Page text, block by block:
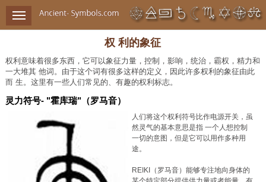
权 利的象征
权利意味着很多东西，它可以象征力量，控制，影响，统治，霸权，精力和
一大堆其 他词。由于这个词有很多这样的定义，因此许多权利的象征由此
而 生。这里有一些人们常见的、有趣的权利标志。
灵力符号- "霍库瑞"（罗马音）
人们将这个权利符号比作电源开关，虽
然灵气的基本意思是指 一个人想控制
一切的意图，但是它可以用作多种用
途。
REIKI（罗马音）能够专注地向身体的